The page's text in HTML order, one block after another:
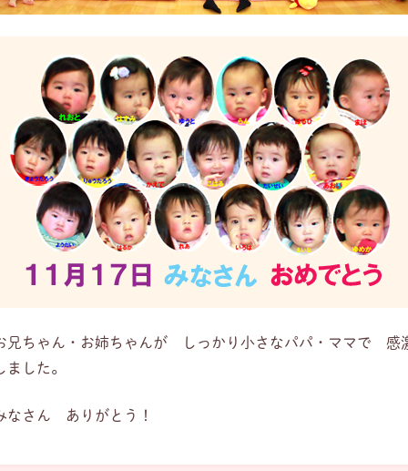
兄ちゃん・お姉ちゃんが しっかり小さなパパ・ママで 感
ました。
なさん ありがとう！